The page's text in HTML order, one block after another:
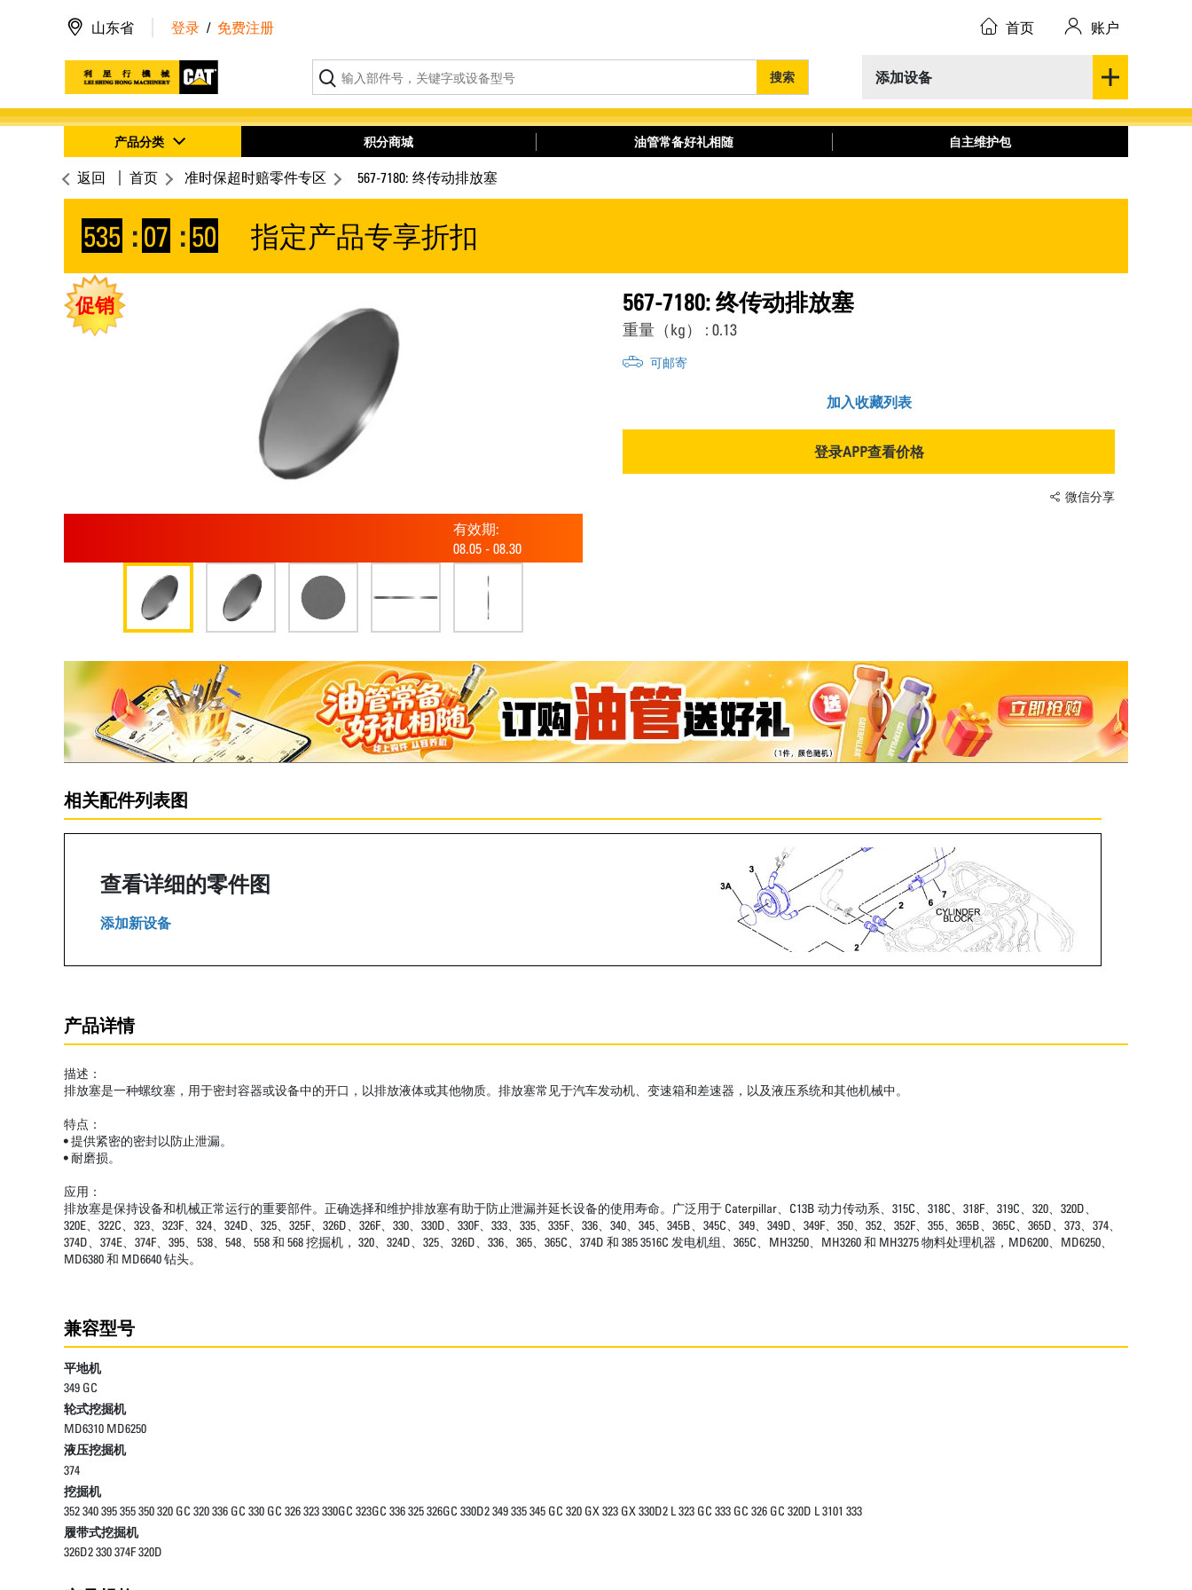
添加设备
搜索
山东省 登录 / 免费注册 首页 账户
产品分类 积分商城 油管常备好礼相随 自主维护包
返回 首页 准时保超时赔零件专区 567-7180: 终传动排放塞
535 : 07 : 50 指定产品专享折扣
促销
有效期:
08.05 - 08.30
567-7180: 终传动排放塞
重量（kg） : 0.13
可邮寄
加入收藏列表
登录APP查看价格
微信分享
相关配件列表图
查看详细的零件图
添加新设备
产品详情
描述：
排放塞是一种螺纹塞，用于密封容器或设备中的开口，以排放液体或其他物质。排放塞常见于汽车发动机、变速箱和差速器，以及液压系统和其他机械中。
特点：
• 提供紧密的密封以防止泄漏。
• 耐磨损。
应用：
排放塞是保持设备和机械正常运行的重要部件。正确选择和维护排放塞有助于防止泄漏并延长设备的使用寿命。广泛用于 Caterpillar、C13B 动力传动系、315C、318C、318F、319C、320、320D、
320E、322C、323、323F、324、324D、325、325F、326D、326F、330、330D、330F、333、335、335F、336、340、345、345B、345C、349、349D、349F、350、352、352F、355、365B、365C、365D、373、374、
374D、374E、374F、395、538、548、558 和 568 挖掘机， 320、324D、325、326D、336、365、365C、374D 和 385 3516C 发电机组、365C、MH3250、MH3260 和 MH3275 物料处理机器，MD6200、MD6250、
MD6380 和 MD6640 钻头。
兼容型号
平地机
349 GC
轮式挖掘机
MD6310 MD6250
液压挖掘机
374
挖掘机
352 340 395 355 350 320 GC 320 336 GC 330 GC 326 323 330GC 323GC 336 325 326GC 330D2 349 335 345 GC 320 GX 323 GX 330D2 L 323 GC 333 GC 326 GC 320D L 3101 333
履带式挖掘机
326D2 330 374F 320D